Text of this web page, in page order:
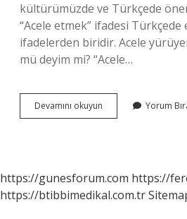
kültürümüzde ve Türkçede
“Acele etmek” ifadesi Türkçede
ifadelerden biridir. Acele
mü deyim mi? “Acele…
Devamını okuyun
Ile
Deyim
Mi
Yorum
https://gunesforum.com https://
https://btibbimedikal.com.tr